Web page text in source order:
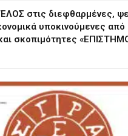
στις διεφθαρμένες,
υποκινούμενες από
σκοπιμότητες